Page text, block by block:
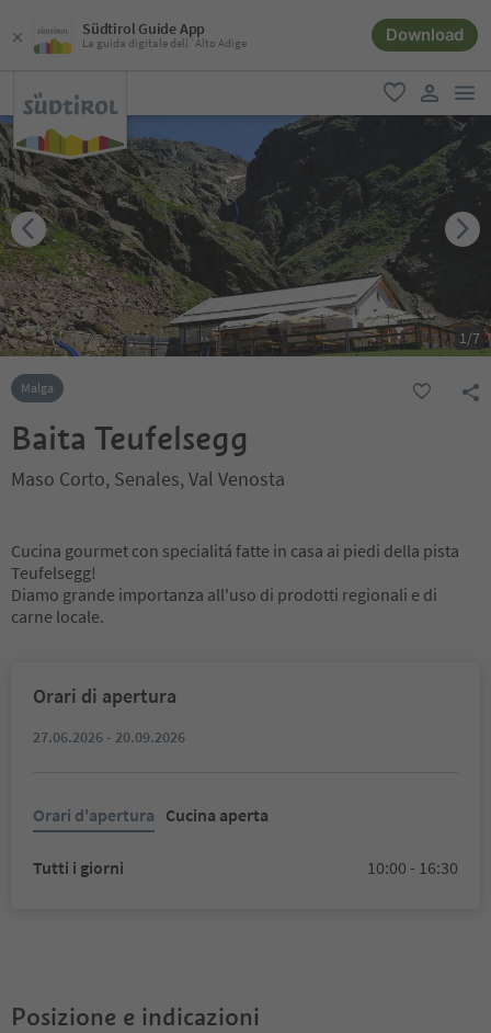
Südtirol Guide App
La guida digitale dell´Alto Adige Download
favoriti
user link
1/7
Malga
Baita Teufelsegg
Maso Corto, Senales, Val Venosta
Cucina gourmet con specialitá fatte in casa ai piedi della pista
Teufelsegg!
Diamo grande importanza all'uso di prodotti regionali e di
carne locale.
Orari di apertura
27.06.2026 - 20.09.2026
Orari d'apertura Cucina aperta
Tutti i giorni 10:00 - 16:30
Posizione e indicazioni